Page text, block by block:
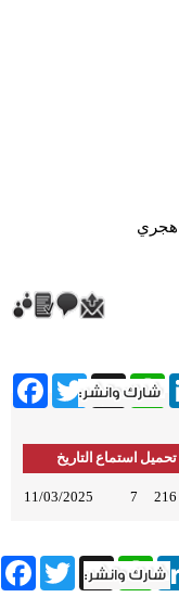
Twitter X
WhatsApp
تحميل استماع التاريخ
216
7
11/03/2025
Twitter X
WhatsApp